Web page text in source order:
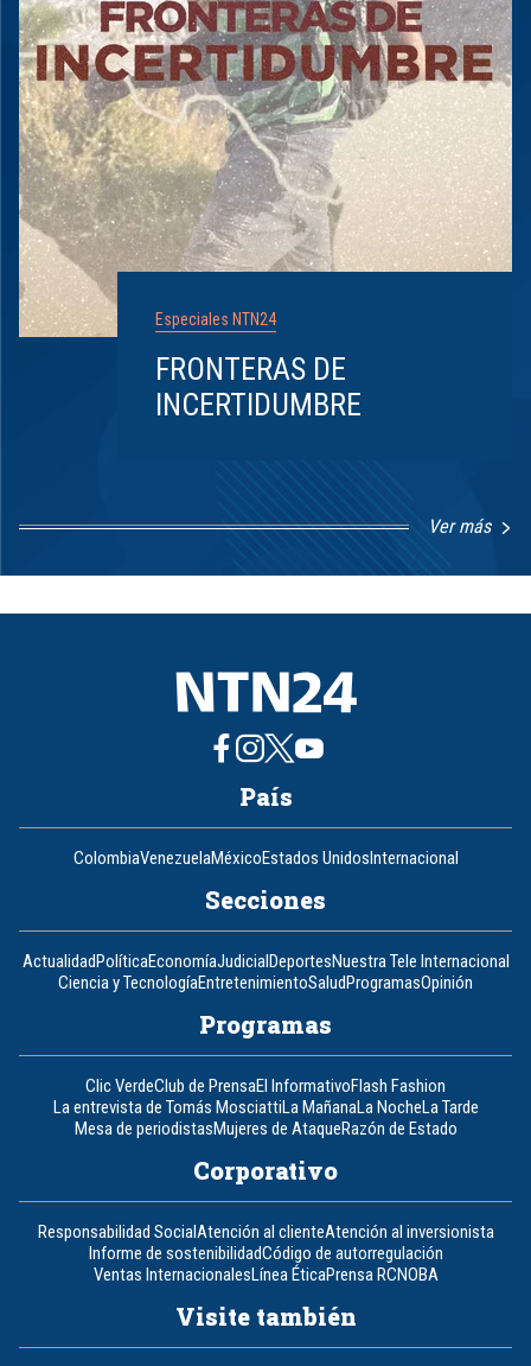
Especiales NTN24
FRONTERAS DE
INCERTIDUMBRE
Ver más
1
8
País
ColombiaVenezuelaMéxicoEstados UnidosInternacional
Secciones
ActualidadPolíticaEconomíaJudicialDeportesNuestra Tele Internacional
Ciencia y TecnologíaEntretenimientoSaludProgramasOpinión
Programas
Clic VerdeClub de PrensaEl InformativoFlash Fashion
La entrevista de Tomás MosciattiLa MañanaLa NocheLa Tarde
Mesa de periodistasMujeres de AtaqueRazón de Estado
Corporativo
Responsabilidad SocialAtención al clienteAtención al inversionista
Informe de sostenibilidadCódigo de autorregulación
Ventas InternacionalesLínea ÉticaPrensa RCNOBA
Visite también